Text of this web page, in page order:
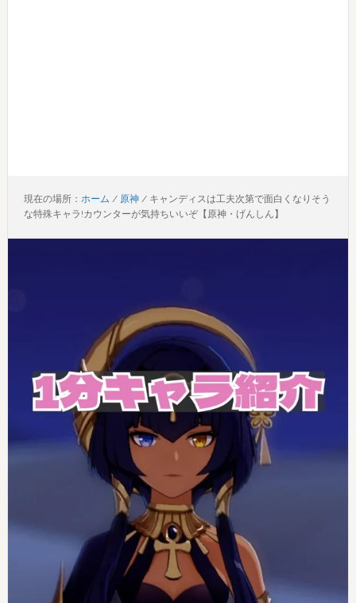
現在の場所： ホーム / 原神 /キャンディスは工夫次第で面白くなりそう
な特殊キャラ!カウンターが気持ちいいぞ【原神・げんしん】